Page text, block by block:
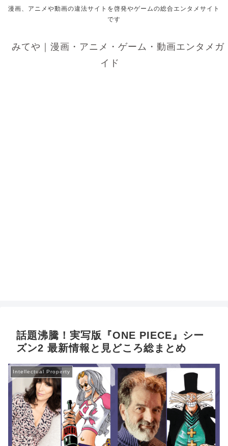
漫画、アニメや動画の違法サイトを啓発やゲームの総合エンタメサイト
です
みてや｜漫画・アニメ・ゲーム・動画エンタメガ
イド
話題沸騰！実写版『ONE PIECE』シー
ズン2 最新情報と見どころ総まとめ
Intellectual Property